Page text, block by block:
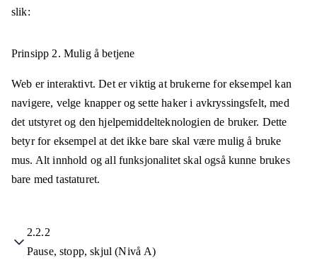
slik:
Prinsipp 2. Mulig å betjene
Web er interaktivt. Det er viktig at brukerne for eksempel kan
navigere, velge knapper og sette haker i avkryssingsfelt, med
det utstyret og den hjelpemiddelteknologien de bruker. Dette
betyr for eksempel at det ikke bare skal være mulig å bruke
mus. Alt innhold og all funksjonalitet skal også kunne brukes
bare med tastaturet.
2.2.2
Pause, stopp, skjul (Nivå A)